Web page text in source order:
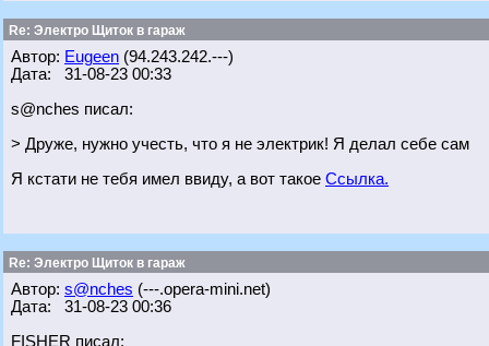
Re: Электро Щиток в гараж
Автор: Eugeen (94.243.242.---)
Дата: 31-08-23 00:33
s@nches писал:
> Друже, нужно учесть, что я не электрик! Я делал себе сам
Я кстати не тебя имел ввиду, а вот такое Ссылка.
Re: Электро Щиток в гараж
Автор: s@nches (---.opera-mini.net)
Дата: 31-08-23 00:36
FISHER писал: